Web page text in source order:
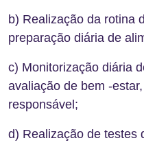
b) Realização da rotina
preparação diária de
c) Monitorização diária
avaliação de bem -
responsável;
d) Realização de testes